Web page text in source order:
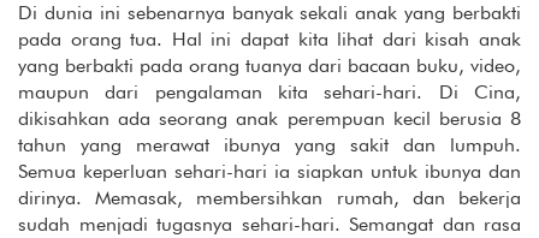
Di dunia ini sebenarnya banyak sekali anak yang berbakti
pada orang tua. Hal ini dapat kita lihat dari kisah anak
yang berbakti pada orang tuanya dari bacaan buku, video,
maupun dari pengalaman kita sehari-hari. Di Cina,
dikisahkan ada seorang anak perempuan kecil berusia 8
tahun yang merawat ibunya yang sakit dan lumpuh.
Semua keperluan sehari-hari ia siapkan untuk ibunya dan
dirinya. Memasak, membersihkan rumah, dan bekerja
sudah menjadi tugasnya sehari-hari. Semangat dan rasa